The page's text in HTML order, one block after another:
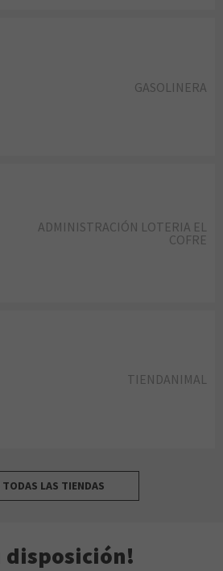
GASOLINERA
ADMINISTRACIÓN LOTERIA EL
COFRE
TIENDANIMAL
TODAS LAS TIENDAS
disposición!